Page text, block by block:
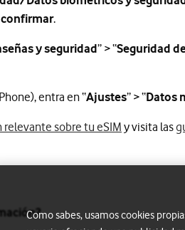
confirmar.
y seguridad” > “Seguridad
entra en “Ajustes” > “Datos
sobre tu eSIM y visita las
Como sabes, usamos cookies